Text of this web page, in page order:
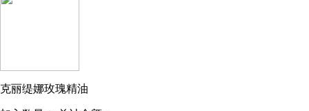
克丽缇娜玫瑰精油